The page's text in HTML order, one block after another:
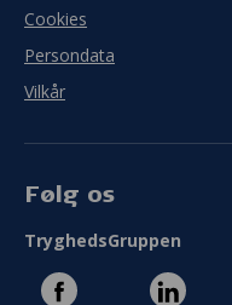
Cookies
Persondata
Vilkår
Følg os
TryghedsGruppen